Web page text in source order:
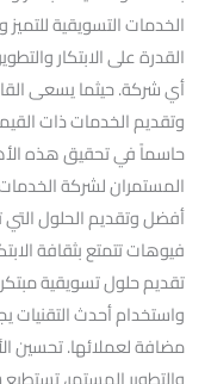
الخدمات التسويقية
القدرة على الابتكار
أي شركة. حيثما يسعى
وتقديم الخدمات ذات
حاسماً في تحقيق هذه
المستمران لشركة
أفضل وتقديم الحلول التي
فيوهات تتمتع بثقافة
تقديم حلول تسويقية
واستخدام أحدث التقنيات
مضافة لعملائها. تحسين